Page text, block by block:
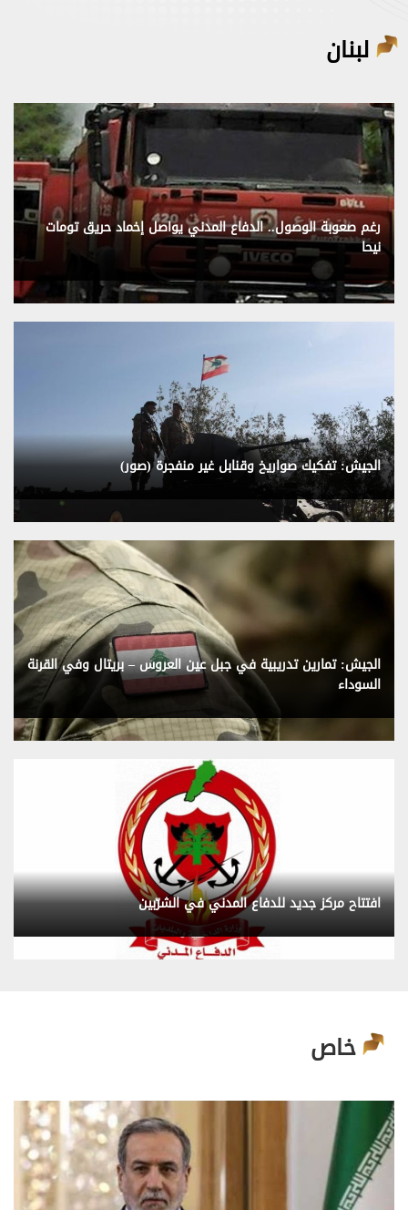
لبنان
رغم صعوبة الوصول.. الدفاع المدني يواصل إخماد حريق تومات
نيحا
الجيش: تفكيك صواريخ وقنابل غير منفجرة (صور)
الجيش: تمارين تدريبية في جبل عين العروس – بريتال وفي القرنة
السوداء
افتتاح مركز جديد للدفاع المدني في الشرّبين
خاص